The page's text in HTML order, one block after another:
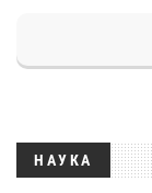
НАУКА